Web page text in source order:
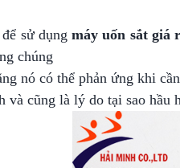
sử dụngmáy uốn sắt giá
chúng
nó có thể phản ứng khi
cũng là lý do tại sao hầu